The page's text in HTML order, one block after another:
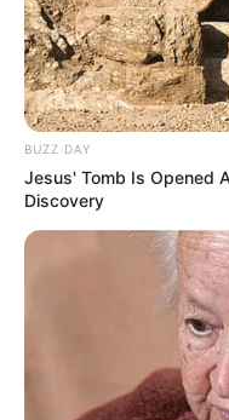
LIHAT
BUZZ DAY
Jesus' Tomb Is Opened
Discovery